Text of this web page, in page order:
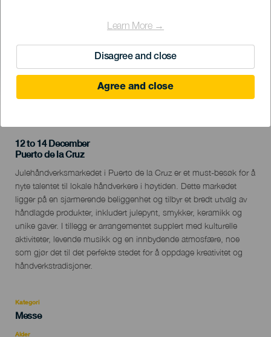
Learn More →
Disagree and close
Agree and close
12 to 14 December
Localidad
Puerto de la Cruz
Descripción
del
evento
Julehåndverksmarkedet i Puerto de la Cruz er et must-besøk for å
nyte talentet til lokale håndverkere i høytiden. Dette markedet
ligger på en sjarmerende beliggenhet og tilbyr et bredt utvalg av
håndlagde produkter, inkludert julepynt, smykker, keramikk og
unike gaver. I tillegg er arrangementet supplert med kulturelle
aktiviteter, levende musikk og en innbydende atmosfære, noe
som gjør det til det perfekte stedet for å oppdage kreativitet og
håndverkstradisjoner.
Kategori
Categoría
evento
Messe
Alder